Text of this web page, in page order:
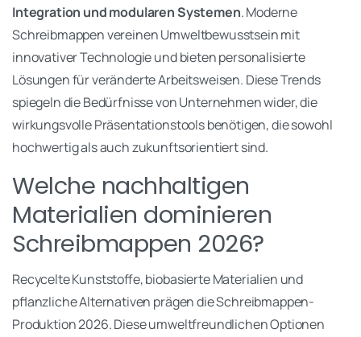
Integration und modularen Systemen. Moderne
Schreibmappen vereinen Umweltbewusstsein mit
innovativer Technologie und bieten personalisierte
Lösungen für veränderte Arbeitsweisen. Diese Trends
spiegeln die Bedürfnisse von Unternehmen wider, die
wirkungsvolle Präsentationstools benötigen, die sowohl
hochwertig als auch zukunftsorientiert sind.
Welche nachhaltigen
Materialien dominieren
Schreibmappen 2026?
Recycelte Kunststoffe, biobasierte Materialien und
pflanzliche Alternativen prägen die Schreibmappen-
Produktion 2026. Diese umweltfreundlichen Optionen